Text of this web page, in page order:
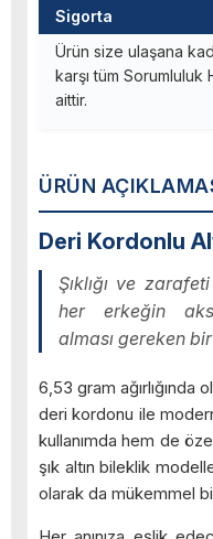
ÜRÜN
Deri Kordonlu
Şıklığı ve
her erkeğin
alması gereken
6,53 gram ağırlığında
deri kordonu ile
kullanımda hem de
şık altın bileklik
olarak da mükemmel
Sigorta
Ürün size ulaşana
karşı tüm
aittir.